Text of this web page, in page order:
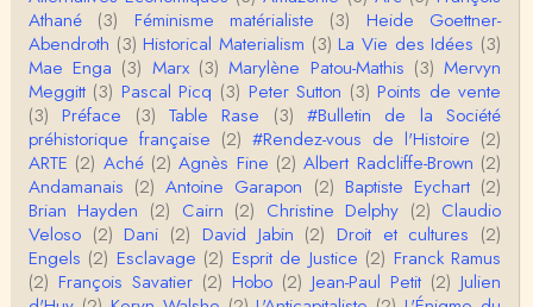
mas S. AblerUniversity of WaterlooBien que ce text
e ne comp…
roland chaudat
Merci de relever ma généralisation hâtive en ce qu
i concerne une hypothétique proportion relative e
n…
Christophe Darmangeat
Pour ce qui est des effets de la variole, ils ont en
effet été catastrophiques 'une manière géné…
Roland Chaudat
L'histoire des populations autochtones profite certai
Athané
(3) Féminisme matérialiste (3)
Heide Goettner-
Abendroth (3) Historical Materialism (3) La Vie des Idées (3)
Mae Enga (3) Marx (3) Marylène Patou-Mathis (3) Mervyn
Meggitt (3) Pascal Picq (3) Peter Sutton (3) Points de vente
(3) Préface (3) Table Rase (3) #Bulletin de la Société
préhistorique française (2) #Rendez-vous de l'Histoire (2)
ARTE (2) Aché (2) Agnès Fine (2) Albert Radcliffe-Brown (2)
Andamanais (2) Antoine Garapon (2) Baptiste Eychart (2)
Brian Hayden (2) Cairn (2) Christine Delphy (2) Claudio
Veloso (2) Dani (2) David Jabin (2) Droit et cultures (2)
Engels (2) Esclavage (2) Esprit de Justice (2) Franck Ramus
(2) François Savatier (2) Hobo (2) Jean-Paul Petit (2) Julien